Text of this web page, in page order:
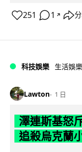
251 1 ↗
科技娛樂 生活娛樂
Lawton 1 日
澤連斯基怒
追殺烏克蘭